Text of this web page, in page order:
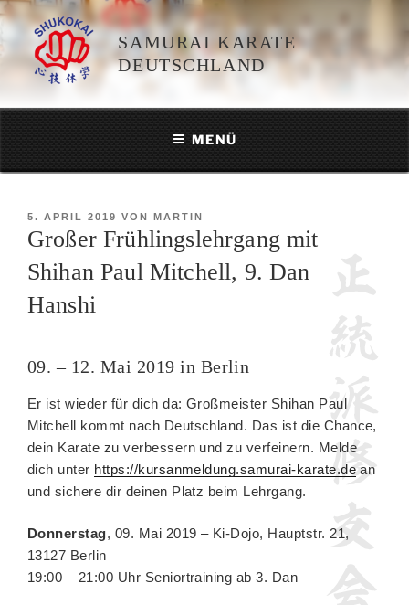
Zum
Inhalt
springen
SAMURAI KARATE
DEUTSCHLAND
MENÜ
VERÖFFENTLICHT
AM
5. APRIL 2019 VON MARTIN
Großer Frühlingslehrgang mit
Shihan Paul Mitchell, 9. Dan
Hanshi
09. – 12. Mai 2019 in Berlin
Er ist wieder für dich da: Großmeister Shihan Paul
Mitchell kommt nach Deutschland. Das ist die Chance,
dein Karate zu verbessern und zu verfeinern. Melde
dich unter https://kursanmeldung.samurai-karate.de an
und sichere dir deinen Platz beim Lehrgang.
Donnerstag, 09. Mai 2019 – Ki-Dojo, Hauptstr. 21,
13127 Berlin
19:00 – 21:00 Uhr Seniortraining ab 3. Dan